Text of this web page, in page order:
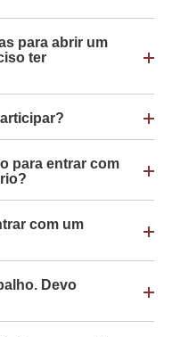
para abrir um
ter
para entrar com
com um
Devo